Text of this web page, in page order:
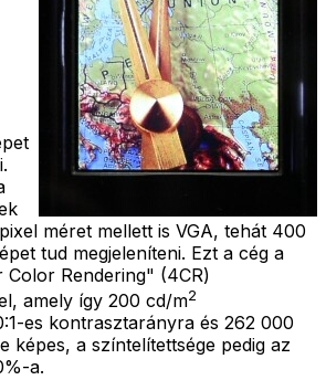
méret mellett is VGA, tehát 400
tud megjeleníteni. Ezt a cég a
Rendering" (4CR)
amely így 200 cd/m2
es kontrasztarányra és 262 000
képes, a színtelítettsége pedig az
a.